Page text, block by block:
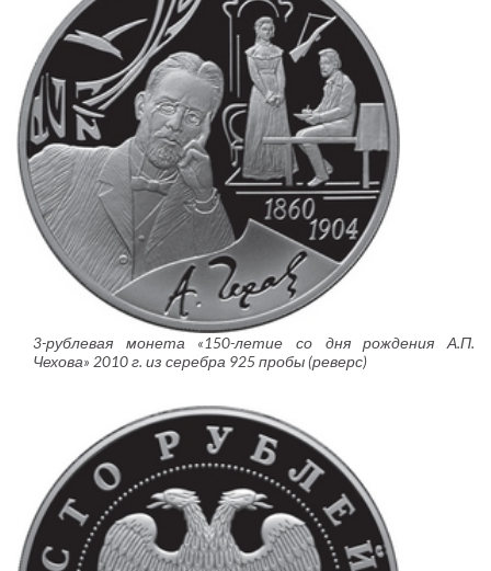
3-рублевая монета «150-летие со дня рождения А.П.
Чехова» 2010 г. из серебра 925 пробы (реверс)